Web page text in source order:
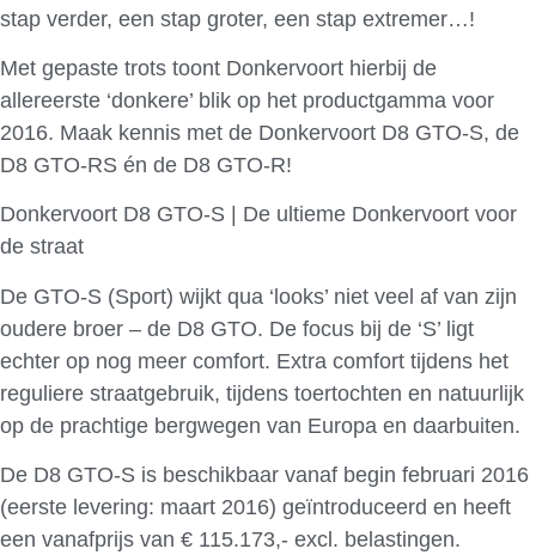
stap verder, een stap groter, een stap extremer…!
Met gepaste trots toont Donkervoort hierbij de
allereerste ‘donkere’ blik op het productgamma voor
2016. Maak kennis met de Donkervoort D8 GTO-S, de
D8 GTO-RS én de D8 GTO-R!
Donkervoort D8 GTO-S | De ultieme Donkervoort voor
de straat
De GTO-S (Sport) wijkt qua ‘looks’ niet veel af van zijn
oudere broer – de D8 GTO. De focus bij de ‘S’ ligt
echter op nog meer comfort. Extra comfort tijdens het
reguliere straatgebruik, tijdens toertochten en natuurlijk
op de prachtige bergwegen van Europa en daarbuiten.
De D8 GTO-S is beschikbaar vanaf begin februari 2016
(eerste levering: maart 2016) geïntroduceerd en heeft
een vanafprijs van € 115.173,- excl. belastingen.